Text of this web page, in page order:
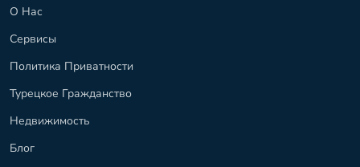
О Нас
Сервисы
Политика Приватности
Турецкое Гражданство
Недвижимость
Блог